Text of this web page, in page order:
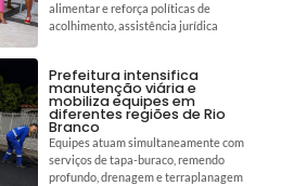
alimentar e reforça políticas de
acolhimento, assistência jurídica
Prefeitura intensifica
manutenção viária e
mobiliza equipes em
diferentes regiões de Rio
Branco
Equipes atuam simultaneamente com
serviços de tapa-buraco, remendo
profundo, drenagem e terraplanagem